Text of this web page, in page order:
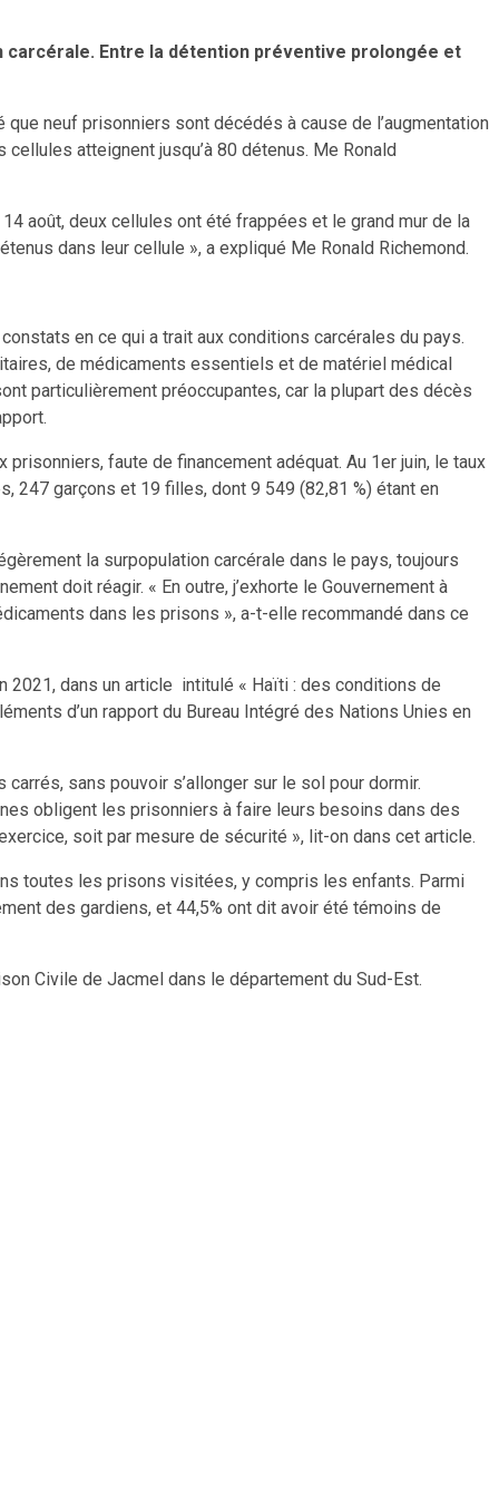
carcérale. Entre la détention préventive prolongée et
neuf prisonniers sont décédés à cause de l’augmentation
atteignent jusqu’à 80 détenus. Me Ronald
août, deux cellules ont été frappées et le grand mur de la
dans leur cellule », a expliqué Me Ronald Richemond.
en ce qui a trait aux conditions carcérales du pays.
de médicaments essentiels et de matériel médical
particulièrement préoccupantes, car la plupart des décès
faute de financement adéquat. Au 1er juin, le taux
247 garçons et 19 filles, dont 9 549 (82,81 %) étant en
la surpopulation carcérale dans le pays, toujours
doit réagir. « En outre, j’exhorte le Gouvernement à
dans les prisons », a-t-elle recommandé dans ce
2021, dans un article intitulé « Haïti : des conditions de
d’un rapport du Bureau Intégré des Nations Unies en
sans pouvoir s’allonger sur le sol pour dormir.
obligent les prisonniers à faire leurs besoins dans des
soit par mesure de sécurité », lit-on dans cet article.
toutes les prisons visitées, y compris les enfants. Parmi
des gardiens, et 44,5% ont dit avoir été témoins de
Civile de Jacmel dans le département du Sud-Est.